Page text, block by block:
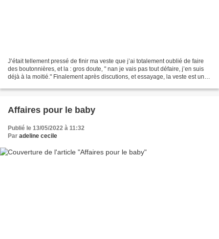
J’était tellement pressé de finir ma veste que j’ai totalement oublié de faire
des boutonnières, et la : gros doute, " nan je vais pas tout défaire, j’en suis
déjà à la moitié." Finalement après discutions, et essayage, la veste est un
Affaires pour le baby
Publié le 13/05/2022 à 11:32
Par adeline cecile